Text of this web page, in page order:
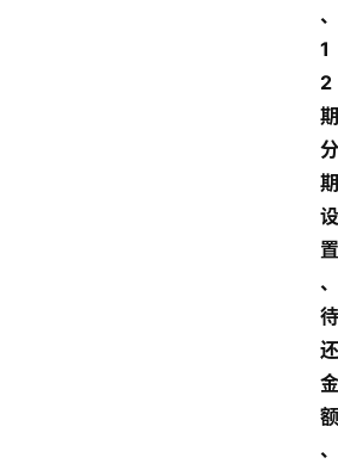
、
1
2
期
分
期
设
置
、
待
还
金
额
、